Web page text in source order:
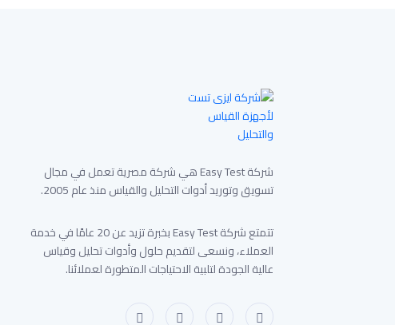
شركة Easy Test هي شركة مصرية تعمل في مجال
تسويق وتوريد أدوات التحليل والقياس منذ عام 2005.
تتمتع شركة Easy Test بخبرة تزيد عن 20 عامًا في خدمة
العملاء، ونسعى لتقديم حلول وأدوات تحليل وقياس
عالية الجودة لتلبية الاحتياجات المتطورة لعملائنا.